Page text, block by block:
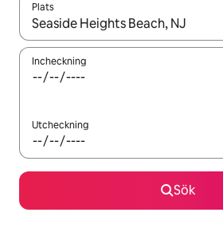
Plats
När resultaten är tillgängliga kan du
Incheckning
Utcheckning
Sök